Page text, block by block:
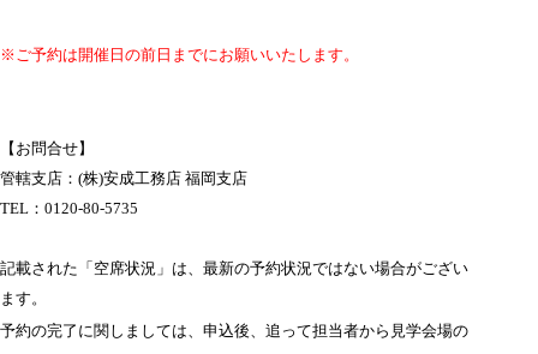
※ご予約は開催日の前日までにお願いいたします。
【お問合せ】
管轄支店：(株)安成工務店 福岡支店
TEL： 0120-80-5735
記載された「空席状況」は、最新の予約状況ではない場合がござい
ます。
予約の完了に関しましては、申込後、追って担当者から見学会場の